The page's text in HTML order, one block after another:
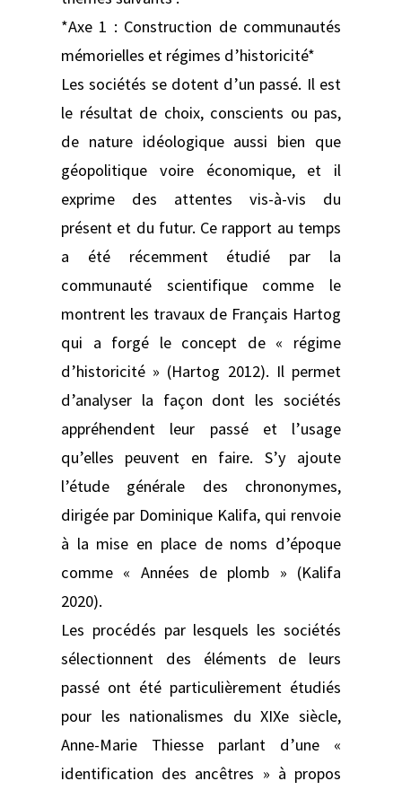
*Axe 1 : Construction de communautés
mémorielles et régimes d’historicité*
Les sociétés se dotent d’un passé. Il est
le résultat de choix, conscients ou pas,
de nature idéologique aussi bien que
géopolitique voire économique, et il
exprime des attentes vis-à-vis du
présent et du futur. Ce rapport au temps
a été récemment étudié par la
communauté scientifique comme le
montrent les travaux de Français Hartog
qui a forgé le concept de « régime
d’historicité » (Hartog 2012). Il permet
d’analyser la façon dont les sociétés
appréhendent leur passé et l’usage
qu’elles peuvent en faire. S’y ajoute
l’étude générale des chrononymes,
dirigée par Dominique Kalifa, qui renvoie
à la mise en place de noms d’époque
comme « Années de plomb » (Kalifa
2020).
Les procédés par lesquels les sociétés
sélectionnent des éléments de leurs
passé ont été particulièrement étudiés
pour les nationalismes du XIXe siècle,
Anne-Marie Thiesse parlant d’une «
identification des ancêtres » à propos